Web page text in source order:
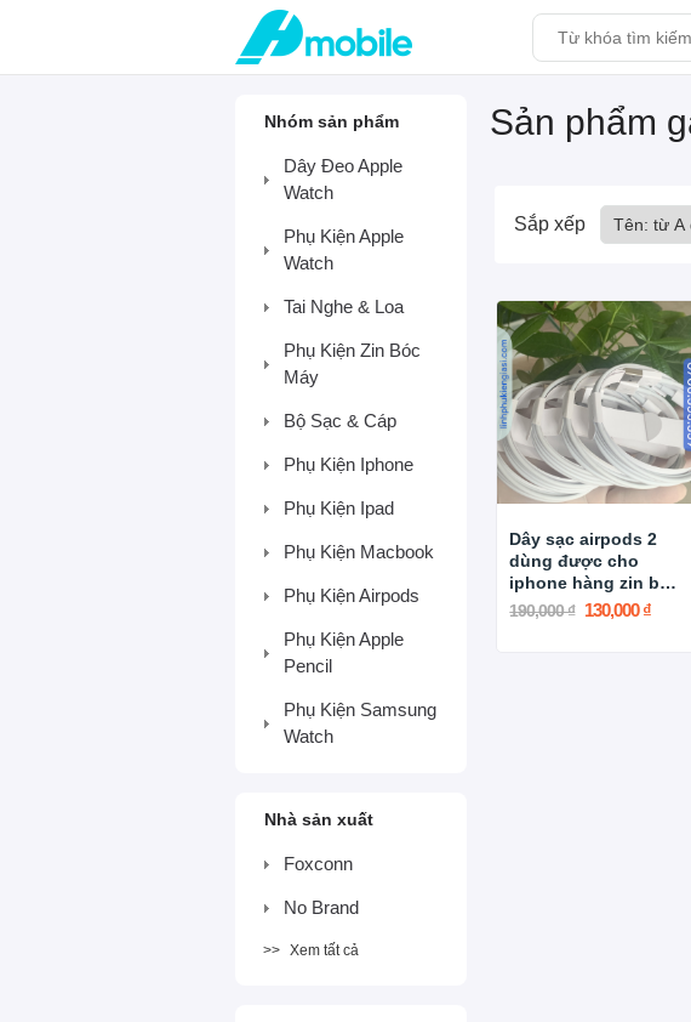
Nhóm sản phẩm
Dây Đeo Apple
Watch
Phụ Kiện Apple
Watch
Tai Nghe & Loa
Phụ Kiện Zin Bóc
Máy
Bộ Sạc & Cáp
Phụ Kiện Iphone
Phụ Kiện Ipad
Phụ Kiện Macbook
Phụ Kiện Airpods
Phụ Kiện Apple
Pencil
Phụ Kiện Samsung
Watch
Nhà sản xuất
Foxconn
No Brand
Xem tất cả
Sản phẩm
Sắp xếp
Dây sạc airpods 2
dùng được cho
iphone hàng zin bóc
máy
190,000 ₫ 130,000 ₫